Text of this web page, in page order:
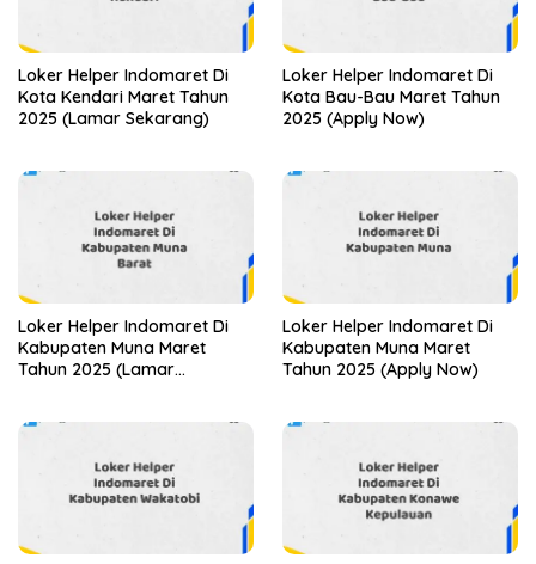
Loker Helper Indomaret Di
Kota Kendari Maret Tahun
2025 (Lamar Sekarang)
Loker Helper Indomaret Di
Kota Bau-Bau Maret Tahun
2025 (Apply Now)
Loker Helper Indomaret Di
Kabupaten Muna Maret
Tahun 2025 (Lamar
Loker Helper Indomaret Di
Kabupaten Muna Maret
Tahun 2025 (Apply Now)